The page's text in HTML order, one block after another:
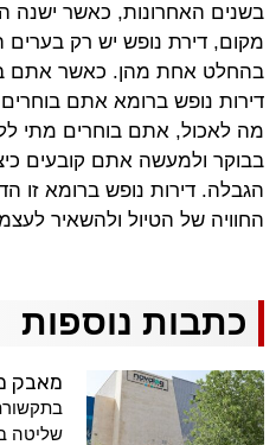
בשנים האחרונות, כאשר ישנה
מקום, דירת נופש יש רק בערים
בהחלט אחת מהן. כאשר אתם
דירות נופש ברומא אתם
מה לאכול, אתם בוחרים מתי
בבוקר ולמעשה אתם קובעים
הגבלה. דירות נופש ברומא זו
החוויה של הטיול ולהשאיר
כתבות נוספות
מאבק
שליטה